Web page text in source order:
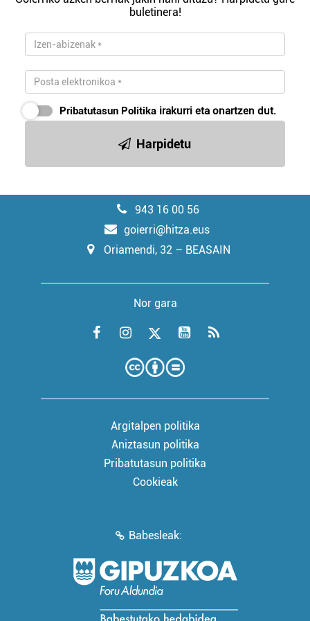
buletinera!
Pribatutasun Politika irakurri eta onartzen dut.
Harpidetu
943 16 00 56
goierri@hitza.eus
Oriamendi, 32 – BEASAIN
Nor gara
Argitalpen politika
Aniztasun politika
Pribatutasun politika
Cookieak
Babesleak: